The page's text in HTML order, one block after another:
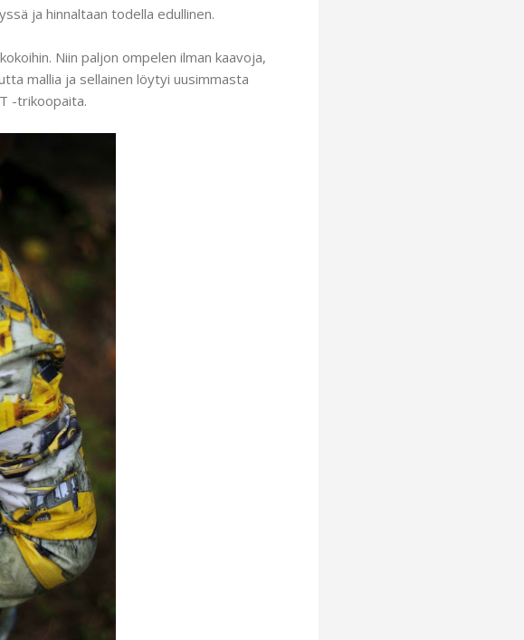
ja hinnaltaan todella edullinen.
Niin paljon ompelen ilman kaavoja,
mallia ja sellainen löytyi uusimmasta
-trikoopaita.